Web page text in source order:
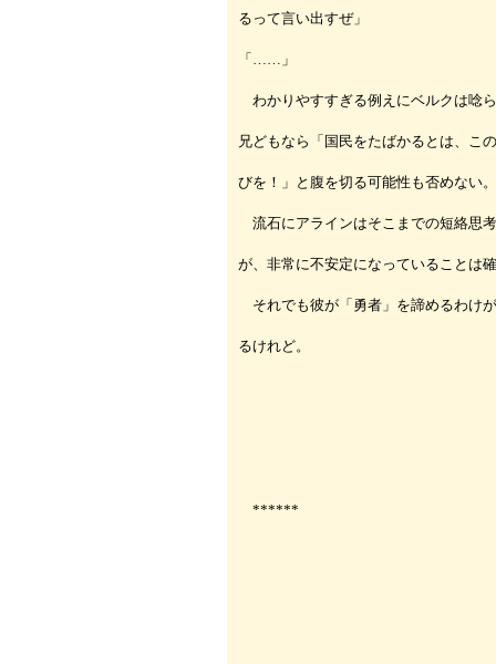
るって言い出すぜ」
「……」
わかりやすすぎる例えにベルクは唸
兄どもなら「国民をたばかるとは、こ
びを！」と腹を切る可能性も否めない。
流石にアラインはそこまでの短絡思
が、非常に不安定になっていることは
それでも彼が「勇者」を諦めるわけ
るけれど。
******